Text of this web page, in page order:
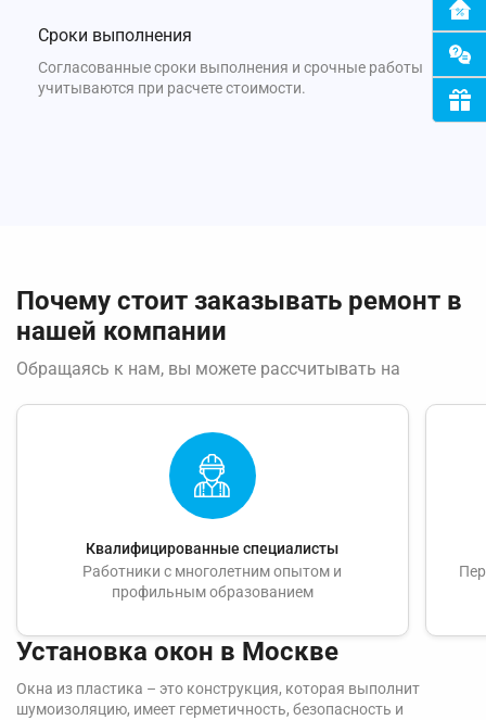
Сроки выполнения
Согласованные сроки выполнения и срочные работы
учитываются при расчете стоимости.
Почему стоит заказывать ремонт в
нашей компании
Обращаясь к нам, вы можете рассчитывать на
Квалифицированные специалисты
Работники с многолетним опытом и
профильным образованием
Установка окон в Москве
Окна из пластика – это конструкция, которая выполнит
шумоизоляцию, имеет герметичность, безопасность и